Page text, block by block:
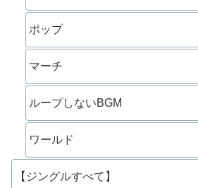
ポップ
マーチ
ループしないBGM
ワールド
【ジングルすべて】